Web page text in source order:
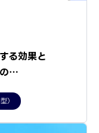
る効果と
…
）